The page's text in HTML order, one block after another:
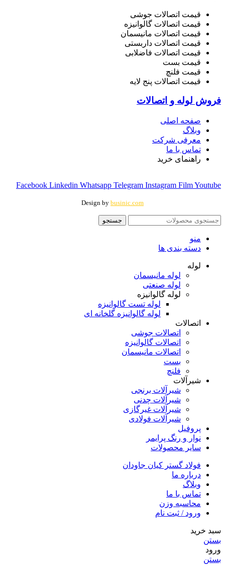
قیمت اتصالات جوشی
قیمت اتصالات گالوانیزه
قیمت اتصالات مانیسمان
قیمت اتصالات داربستی
قیمت اتصالات فاضلابی
قیمت بست
قیمت فلنچ
قیمت اتصالات پنج لایه
فروش لوله و اتصالات
صفحه اصلی
وبلاگ
معرفی شرکت
تماس با ما
راهنمای خرید
Facebook Linkedin Whatsapp Telegram Instagram FilmYoutube
Design by businic.com
جستجو
منو
دسته بندی ها
لوله
لوله مانیسمان
لوله صنعتی
لوله گالوانیزه
لوله تست گالوانیزه
لوله گالوانیزه گلخانه ای
اتصالات
اتصالات جوشی
اتصالات گالوانیزه
اتصالات مانیسمان
بست
فلنچ
شیرآلات
شیرآلات برنجی
شیرآلات چدنی
شیرآلات غیرگازی
شیرآلات فولادی
پروفیل
نوار و رنگ پرایمر
سایر محصولات
فولاد گستر کیان جاودان
درباره ما
وبلاگ
تماس با ما
محاسبه وزن
ورود / ثبت نام
سبد خرید
بستن
ورود
بستن